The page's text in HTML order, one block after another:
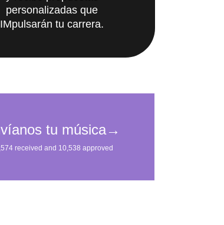
personalizadas que
IMpulsarán tu carrera.